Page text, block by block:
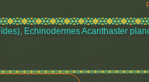
EchinodermesAcanthaster